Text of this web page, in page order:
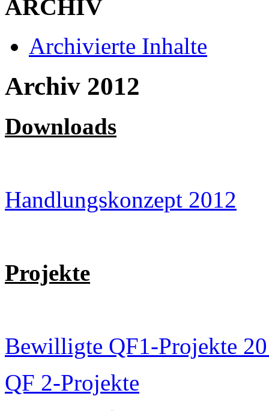
ARCHIV
Archivierte Inhalte
Archiv 2012
Downloads
Handlungskonzept 2012
Projekte
Bewilligte QF1-Projekte
QF 2-Projekte